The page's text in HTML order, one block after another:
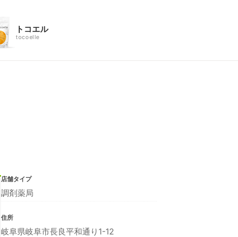
トコエル
tocoelle
店舗タイプ
調剤薬局
住所
岐阜県岐阜市長良平和通り1-12